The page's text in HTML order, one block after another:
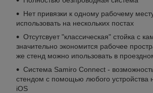
Нет привязки к одному рабочему
использовать на нескольких постах
Отсутсвует "классическая" стойка с
значительно экономится рабочее
же стенд можно ипользовать в
Система Samiro Connect -
стендом с помощью любого устройства
iOS